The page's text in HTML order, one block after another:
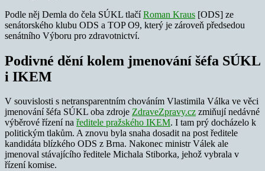
Podle něj Demla do čela SÚKL tlačíRoman Kraus [ODS] ze
senátorského klubu ODS a TOP O9, který je zároveň předsedou
senátního Výboru pro zdravotnictví.
Podivné dění kolem jmenování šéfa SÚKL
i IKEM
V souvislosti s netransparentním chováním Vlastimila Válka ve věci
jmenování šéfa SÚKL oba zdroje ZdraveZpravy.cz zmiňují nedávné
výběrové řízení na ředitele pražského IKEM. I tam prý docházelo k
politickým tlakům. A znovu byla snaha dosadit na post ředitele
kandidáta blízkého ODS z Brna. Nakonec ministr Válek ale
jmenoval stávajícího ředitele Michala Stiborka, jehož vybrala v
řízení komise.